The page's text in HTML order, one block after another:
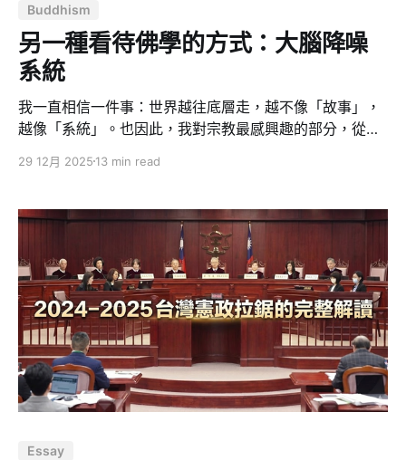
Buddhism
另一種看待佛學的方式：大腦降噪
系統
我一直相信一件事：世界越往底層走，越不像「故事」，
越像「系統」。也因此，我對宗教最感興趣的部分，從來
解、驗證、迭代，最後變成一套可操作的心智工具。 納瓦
晰度（clarity）與效能（efficiency）。他把佛學從「宗
教」拉回「操作手冊」，甚至更像是「人腦的除錯指
南」。我很認同，而且我覺得他歸納得比我更乾淨、更
狠，也更接近第一性原理。 我把這套理解用我的角度整理
成一篇文章不是要把佛教講得更玄，而是把它放進理性世
界裡，變成可用、可測、可複盤的東西。 「理性佛學」不
是矛盾，而是回到本質 很多人聽到「理性佛教」會覺得矛
盾：一邊是資料、程式碼、博弈論、資本回報率；一邊是
看起來避世、消極、甚至帶迷信色彩的宗教。
29 12月 2025 13 min read
Essay